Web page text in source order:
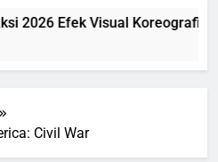
2026 Efek Visual Koreografi
Civil War